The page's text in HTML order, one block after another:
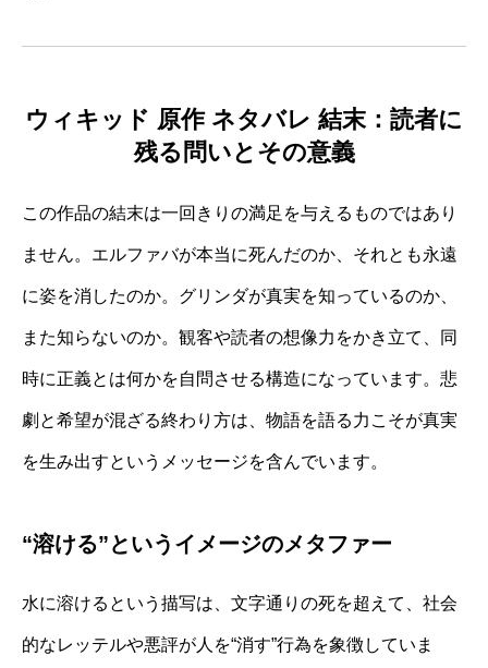
ウィキッド 原作 ネタバレ 結末：読者に
残る問いとその意義
この作品の結末は一回きりの満足を与えるものではあり
ません。エルファバが本当に死んだのか、それとも永遠
に姿を消したのか。グリンダが真実を知っているのか、
また知らないのか。観客や読者の想像力をかき立て、同
時に正義とは何かを自問させる構造になっています。悲
劇と希望が混ざる終わり方は、物語を語る力こそが真実
を生み出すというメッセージを含んでいます。
“溶ける”というイメージのメタファー
水に溶けるという描写は、文字通りの死を超えて、社会
的なレッテルや悪評が人を“消す”行為を象徴していま